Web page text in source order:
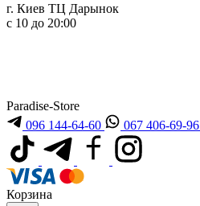
г. Киев ТЦ Дарынок
с 10 до 20:00
Paradise-Store
096 144-64-60
067 406-69-96
Корзина